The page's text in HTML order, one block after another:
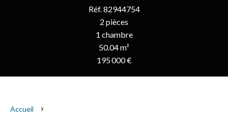
Réf. 82944754
2 pièces
1 chambre
50.04 m²
195 000 €
Accueil